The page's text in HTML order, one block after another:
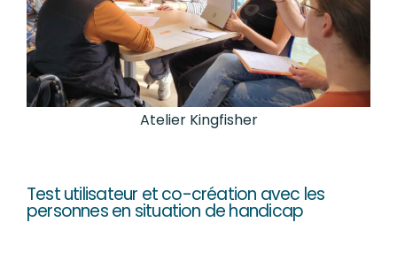
Atelier Kingfisher
Test utilisateur et co-création avec les
personnes en situation de handicap